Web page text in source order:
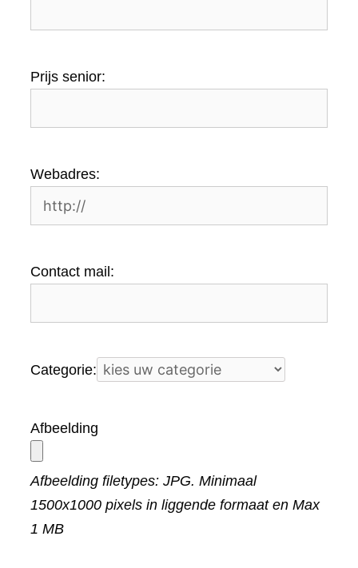
Prijs senior:
Webadres:
Contact mail:
Categorie:
Afbeelding
Afbeelding filetypes: JPG. Minimaal
1500x1000 pixels in liggende formaat en Max
1 MB